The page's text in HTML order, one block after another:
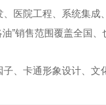
医院工程、系统集
”销售范围覆盖全国
、卡通形象设计、文